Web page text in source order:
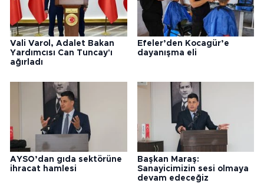
Vali Varol, Adalet Bakan
Yardımcısı Can Tuncay'ı
ağırladı
Efeler’den Kocagür’e
dayanışma eli
AYSO’dan gıda sektörüne
ihracat hamlesi
Başkan Maraş:
Sanayicimizin sesi olmaya
devam edeceğiz